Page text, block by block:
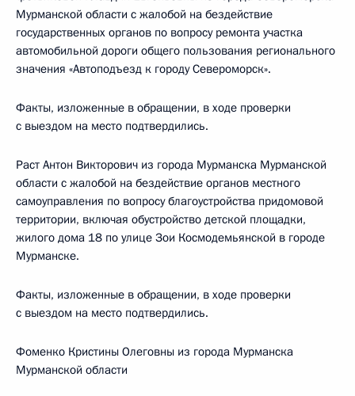
Мурманской области с жалобой на бездействие
государственных органов по вопросу ремонта участка
автомобильной дороги общего пользования регионального
значения «Автоподъезд к городу Североморск».
Факты, изложенные в обращении, в ходе проверки
с выездом на место подтвердились.
Раст Антон Викторович из города Мурманска Мурманской
области с жалобой на бездействие органов местного
самоуправления по вопросу благоустройства придомовой
территории, включая обустройство детской площадки,
жилого дома 18 по улице Зои Космодемьянской в городе
Мурманске.
Факты, изложенные в обращении, в ходе проверки
с выездом на место подтвердились.
Фоменко Кристины Олеговны из города Мурманска
Мурманской области